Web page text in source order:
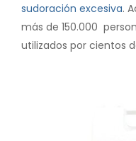
sudoración excesiva.
más de 150.000
utilizados por cientos